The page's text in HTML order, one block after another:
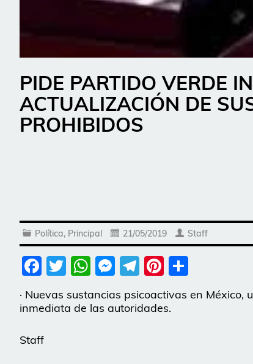
PIDE PARTIDO VERDE
ACTUALIZACIÓN DE
PROHIBIDOS
Política, Principal 21/05/2019 Staff
Facebook
Twitter
WhatsApp
Messenger
Telegram
Pinterest
· Nuevas sustancias psicoactivas en
inmediata de las autoridades.
Staff